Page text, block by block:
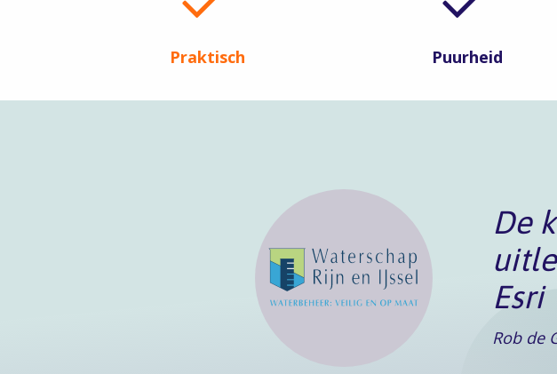
Praktisch Puurheid
De
Esri
Rob de